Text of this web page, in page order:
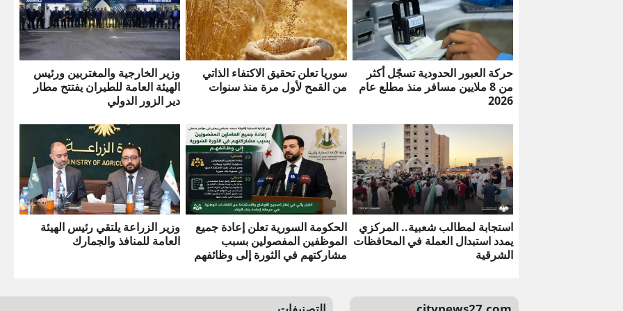
حركة العبور الحدودية تسجّل أكثر
من 8 ملايين مسافر منذ مطلع عام
2026
سوريا تعلن تحقيق الاكتفاء الذاتي
من القمح لأول مرة منذ سنوات
وزير الخارجية والمغتربين ورئيس
الهيئة العامة للطيران يفتتح مطار
دير الزور الدولي
استجابة لمطالب شعبية.. المركزي
يمدد استبدال العملة في المحافظات
الشرقية
الحكومة السورية تعلن إعادة جميع
الموظفين المفصولين بسبب
مشاركتهم في الثورة إلى وظائفهم
وزير الزراعة يلتقي رئيس الهيئة
العامة للمنافذ والجمارك